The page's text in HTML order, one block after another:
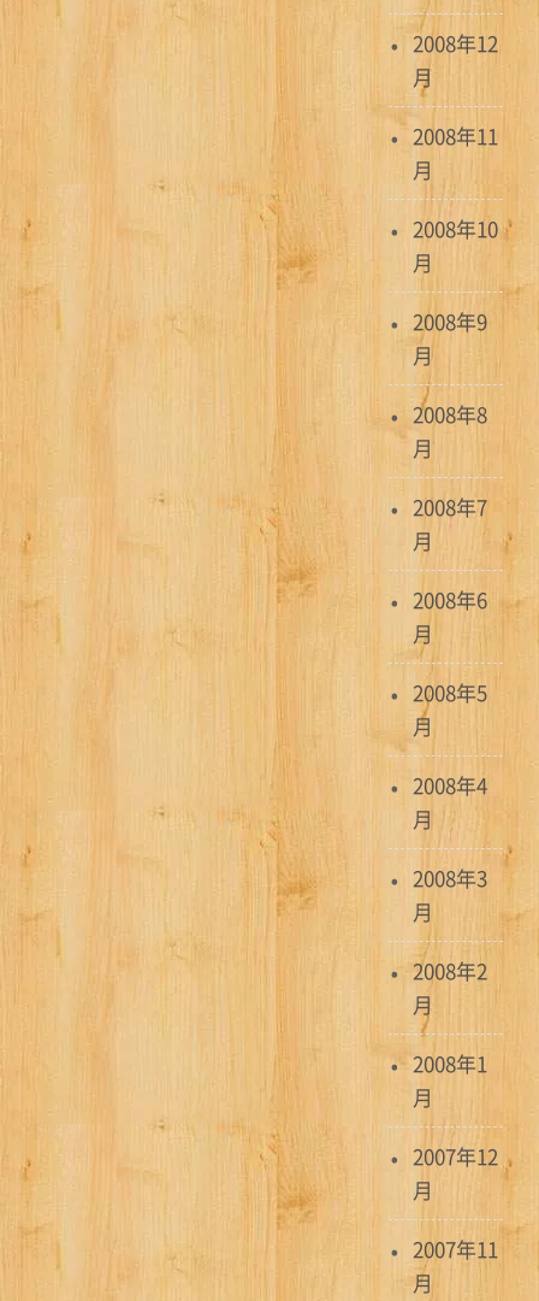
2008年12
月
2008年11
月
2008年10
月
2008年9
月
2008年8
月
2008年7
月
2008年6
月
2008年5
月
2008年4
月
2008年3
月
2008年2
月
2008年1
月
2007年12
月
2007年11
月